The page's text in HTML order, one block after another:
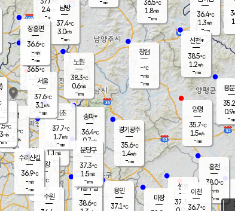
36.4℃
1.3m/s
-mm
℃
2.4
-mm
과천
36.3℃
1.1m/s
- mm
용인
37.1℃
경기광주
35.6℃
1.4m/s
-mm
36.5℃
1.8m/s
-mm
mm
신천*
38.5℃
1.2m/s
-mm
창현
-℃
-m/s
-mm
흥천
38.0℃
-m/s
-mm
마장
의왕
- ℃
m/s
mm
설봉
37.3
광명
37.0
℃
2.5 m/s
-mm
℃
m/s
mm
은평
36.5℃
1.3 m/s
- mm
노원
38.3℃
0.6m/s
-mm
송파*
36.4℃
0.7m/s
-mm
서초
37.7℃
1.7m/s
-mm
남방
37.4℃
3.0m/s
-mm
기흥구갈
38.6℃
수리산길
36.9℃
-m/s
-mm
분당구
37.3℃
1.5m/s
-mm
장흥면
36.6℃
-m/s
-mm
용
35.2
0.9
-mm
이천
36.7℃
양평
35.7℃
1.5m/s
-mm
수원
서울
37.6℃
3.1 m/s
-mm